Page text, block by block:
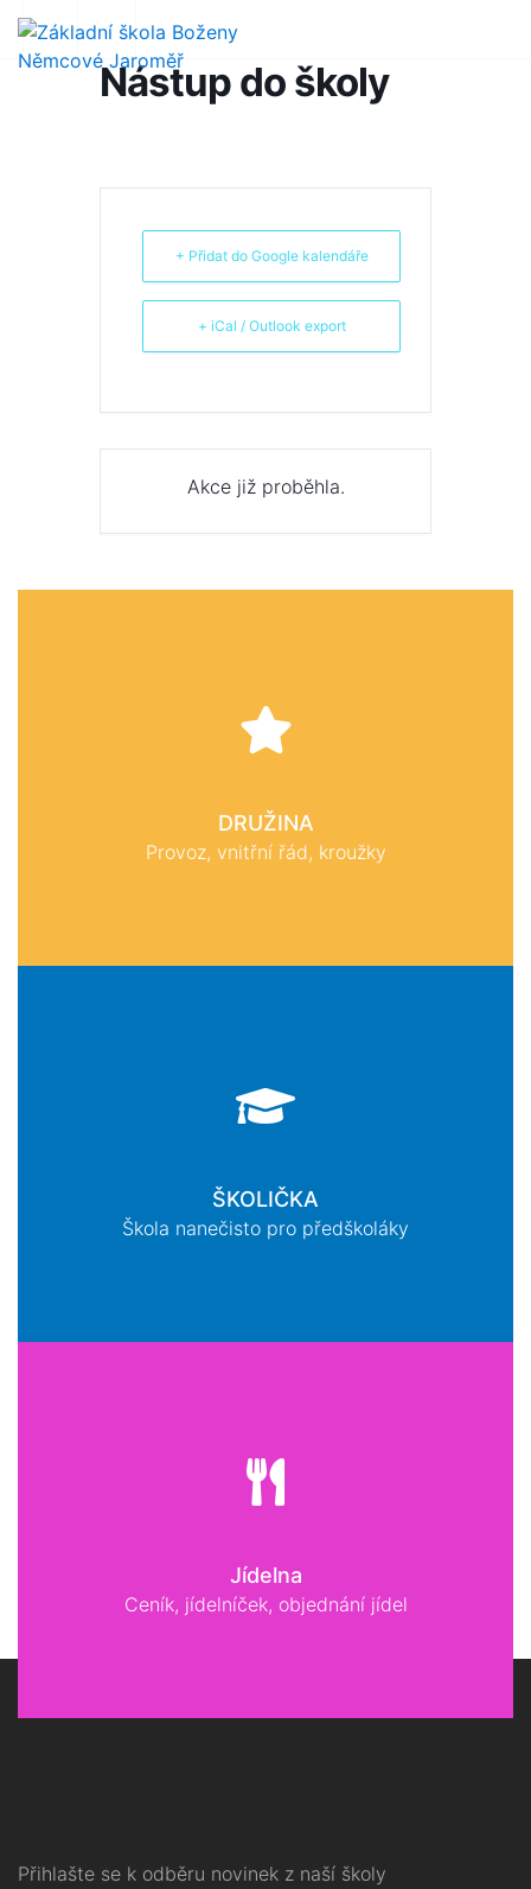
Nástup do školy
+ Přidat do Google kalendáře
+ iCal / Outlook export
Akce již proběhla.
DRUŽINA
Provoz, vnitřní řád, kroužky
ŠKOLIČKA
Škola nanečisto pro předškoláky
Jídelna
Ceník, jídelníček, objednání jídel
Přihlašte se k odběru novinek z naší školy